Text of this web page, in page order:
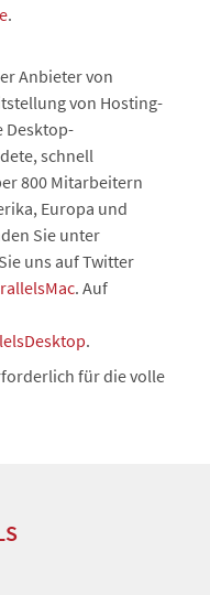
.
Anbieter von
von Hosting-
Desktop-
schnell
800 Mitarbeitern
Europa und
Sie unter
uns auf Twitter
. Auf
.
für die volle